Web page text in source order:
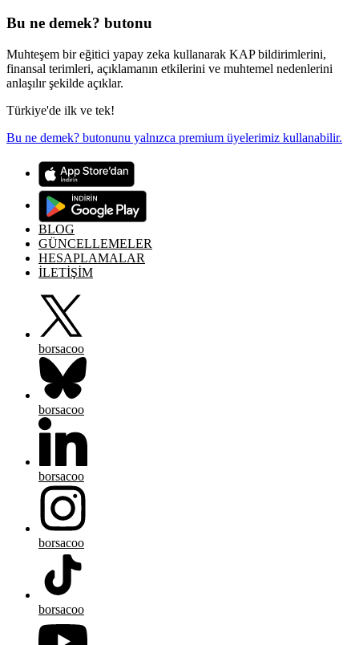
Bu ne demek? butonu
Muhteşem bir eğitici yapay zeka kullanarak KAP bildirimlerini,
finansal terimleri, açıklamanın etkilerini ve muhtemel nedenlerini
anlaşılır şekilde açıklar.
Türkiye'de ilk ve tek!
Bu ne demek? butonunu yalnızca premium üyelerimiz kullanabilir.
BLOG
GÜNCELLEMELER
HESAPLAMALAR
İLETİŞİM
borsacoo
borsacoo
borsacoo
borsacoo
borsacoo